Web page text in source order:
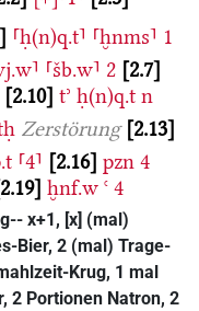
⸢ḥ(n)q.t⸣ ⸢ḫnms⸣ 1
⸢šb.w⸣ 2 2.7
2.10 tʾ ḥ(n)q.t n
Zerstörung 2.13
⸢4⸣ 2.16 pzn 4
2.19 ḫnf.w ꜥ 4
x+1, [x] (mal)
Bier, 2 (mal) Trage-
Krug, 1 mal
2 Portionen Natron, 2